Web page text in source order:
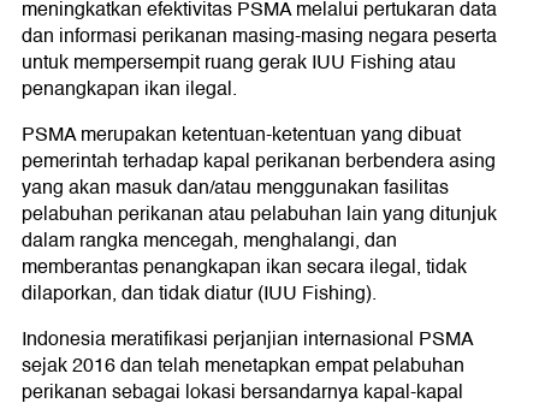
meningkatkan efektivitas PSMA melalui pertukaran data
dan informasi perikanan masing-masing negara peserta
untuk mempersempit ruang gerak IUU Fishing atau
penangkapan ikan ilegal.
PSMA merupakan ketentuan-ketentuan yang dibuat
pemerintah terhadap kapal perikanan berbendera asing
yang akan masuk dan/atau menggunakan fasilitas
pelabuhan perikanan atau pelabuhan lain yang ditunjuk
dalam rangka mencegah, menghalangi, dan
memberantas penangkapan ikan secara ilegal, tidak
dilaporkan, dan tidak diatur (IUU Fishing).
Indonesia meratifikasi perjanjian internasional PSMA
sejak 2016 dan telah menetapkan empat pelabuhan
perikanan sebagai lokasi bersandarnya kapal-kapal